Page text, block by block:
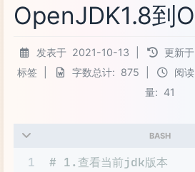
OpenJDK1.8到
发表于 2021-10-13 更新于
标签
字数总计: 875 阅
量: 41
BASH
1
# 1.查看当前jdk版本